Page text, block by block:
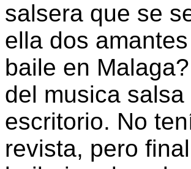
salsera que se
ella dos
baile en
del musica
escritorio. No
revista, pero